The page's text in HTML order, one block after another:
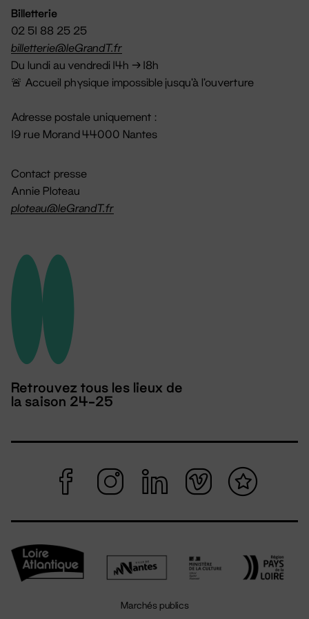
Billetterie
02 51 88 25 25
billetterie@leGrandT.fr
Du lundi au vendredi 14h → 18h
🚨 Accueil physique impossible jusqu'à l'ouverture
Adresse postale uniquement :
19 rue Morand 44000 Nantes
Contact presse
Annie Ploteau
ploteau@leGrandT.fr
Retrouvez tous les lieux de
la saison 24-25
Marchés publics